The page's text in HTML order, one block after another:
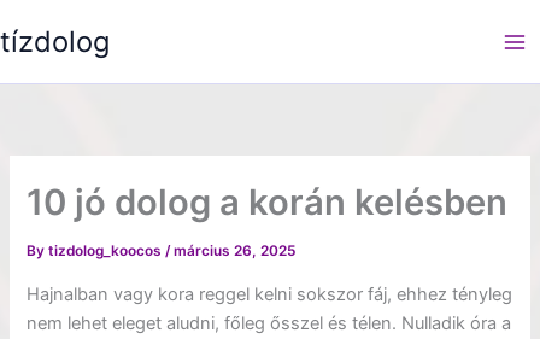
to
tízdolog
10 jó dolog a korán kelésben
Bytizdolog_koocos/március 26, 2025
Hajnalban vagy kora reggel kelni sokszor fáj, ehhez tényleg
nem lehet eleget aludni, főleg ősszel és télen. Nulladik óra a